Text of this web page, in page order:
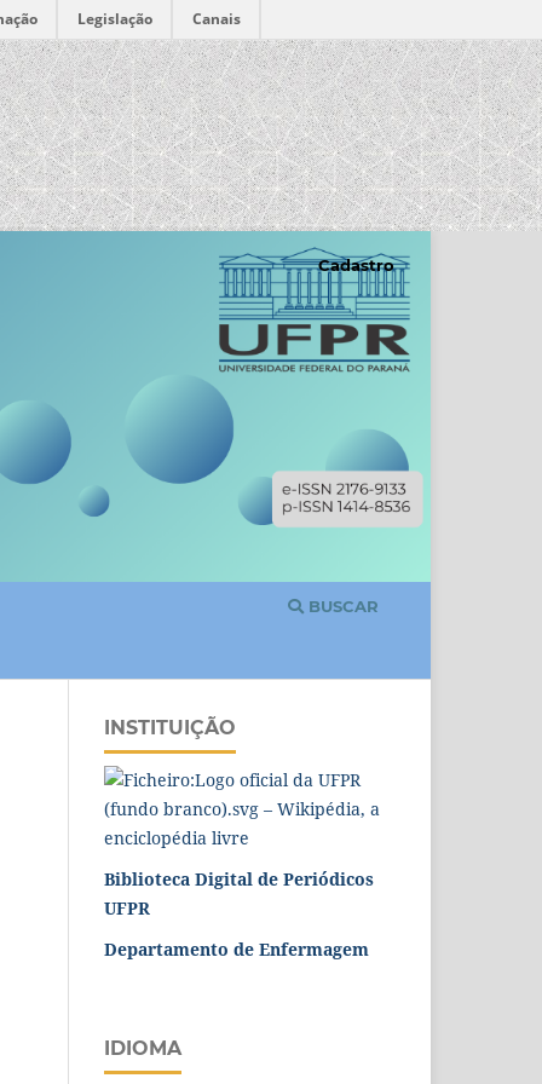
Legislação Canais
BUSCAR
Cadastro
INSTITUIÇÃO
Biblioteca Digital de Periódicos
UFPR
Departamento de Enfermagem
IDIOMA